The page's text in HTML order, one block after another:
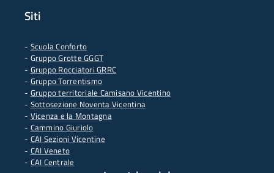
Siti
- Scuola Conforto
- Gruppo Grotte GGGT
- Gruppo Rocciatori GRRC
- Gruppo Torrentismo
- Gruppo territoriale Camisano Vicentino
- Sottosezione Noventa Vicentina
- Vicenza e la Montagna
- Cammino Giuriolo
- CAI Sezioni Vicentine
- CAI Veneto
- CAI Centrale